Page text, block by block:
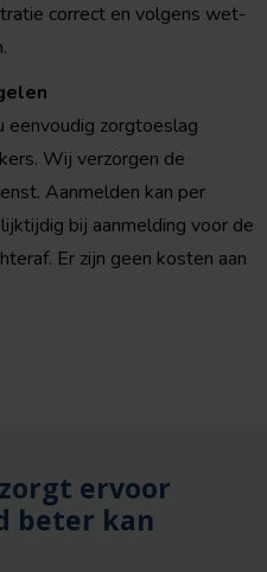
correct en volgens wet-
eenvoudig zorgtoeslag
Wij verzorgen de
Aanmelden kan per
bij aanmelding voor de
Er zijn geen kosten aan
ervoor
beter kan